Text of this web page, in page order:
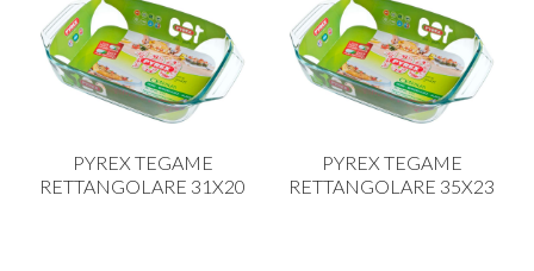
PYREX TEGAME
RETTANGOLARE 31X20
PYREX TEGAME
RETTANGOLARE 35X23